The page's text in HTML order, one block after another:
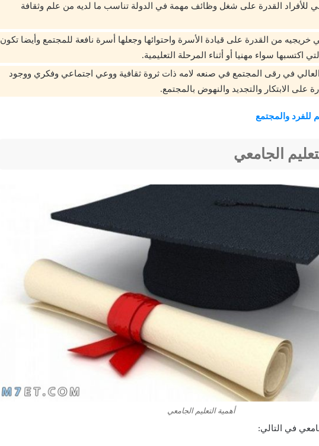
للأفراد القدرة على شغل وظائف مهمة في الدولة تناسب ما لديه من علم وثقافة
خريجيه من القدرة على قيادة الأسرة واحتوائها وجعلها أسرة نافعة للمجتمع وأيضا تكون
اكتسبها سواء مهنيا أو أثناء المرحلة التعليمية.
العالي في رقى المجتمع في صنعه لامه ذات ثروة ثقافية ووعي اجتماعي وفكري ووجود
على الابتكار والتجديد والنهوض بالمجتمع.
للفرد والمجتمع
الجامعي
أهمية التعليم الجامعي
في التالي: